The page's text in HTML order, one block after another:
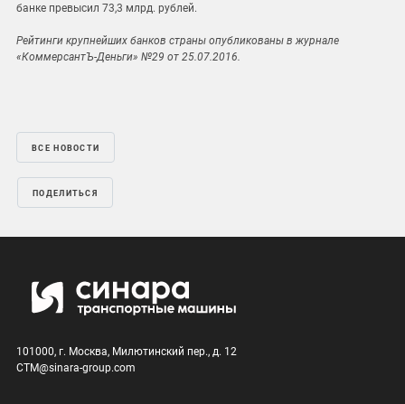
банке превысил 73,3 млрд. рублей.
Рейтинги крупнейших банков страны опубликованы в журнале
«КоммерсантЪ-Деньги» №29 от 25.07.2016.
ВСЕ НОВОСТИ
ПОДЕЛИТЬСЯ
101000, г. Москва, Милютинский пер., д. 12
CTM@sinara-group.com